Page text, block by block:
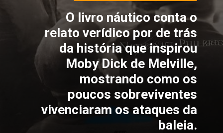
O livro náutico conta o
relato verídico por de trás
da história que inspirou
Moby Dick de Melville,
mostrando como os
poucos sobreviventes
vivenciaram os ataques da
baleia.